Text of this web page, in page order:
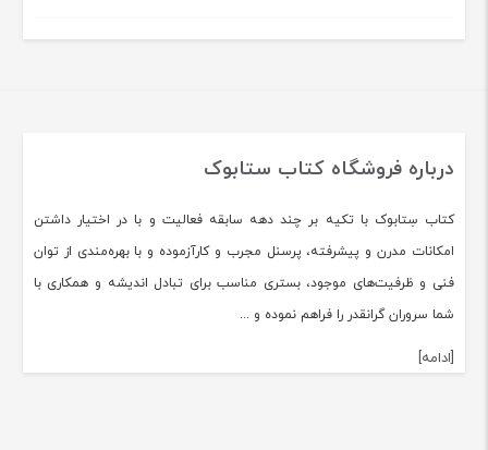
درباره فروشگاه کتاب ستابوک
کتاب سِتابوک با تکیه بر چند دهه سابقه فعالیت و با در اختیار داشتن
امکانات مدرن و پیشرفته، پرسنل مجرب و کارآزموده و با بهره‌مندی از توان
فنی و ظرفیت‌های موجود، بستری مناسب برای تبادل اندیشه و همکاری با
شما سروران گرانقدر را فراهم نموده و ...
[ادامه]